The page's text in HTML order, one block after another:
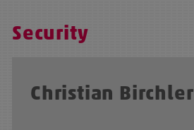
Security
Christian Birchler